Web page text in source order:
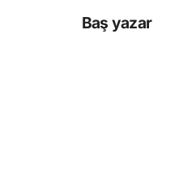
Baş yazar